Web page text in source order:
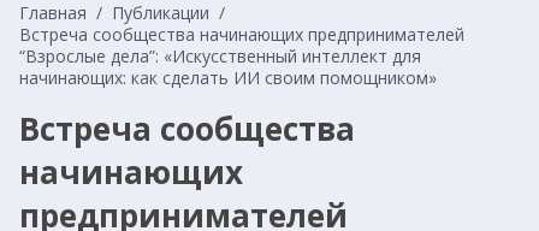
Главная
Публикации
Встреча сообщества начинающих предпринимателей
“Взрослые дела”: «Искусственный интеллект для
начинающих: как сделать ИИ своим помощником»
Встреча сообщества
начинающих
предпринимателей